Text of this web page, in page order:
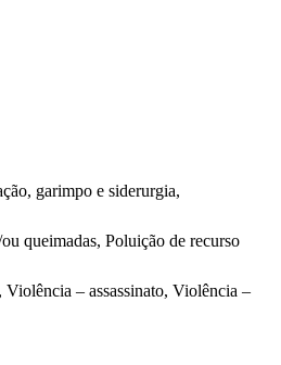
garimpo e siderurgia,
queimadas, Poluição de recurso
– assassinato, Violência –